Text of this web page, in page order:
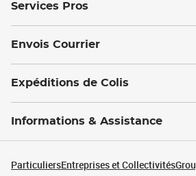
Services Pros
Envois Courrier
Expéditions de Colis
Informations & Assistance
ParticuliersEntreprises et Collectivités